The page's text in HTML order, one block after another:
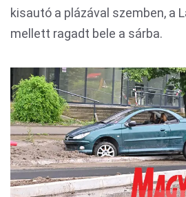
kisautó a plázával szemben, a
mellett ragadt bele a sárba.